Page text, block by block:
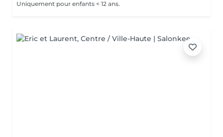
Uniquement pour enfants < 12 ans.